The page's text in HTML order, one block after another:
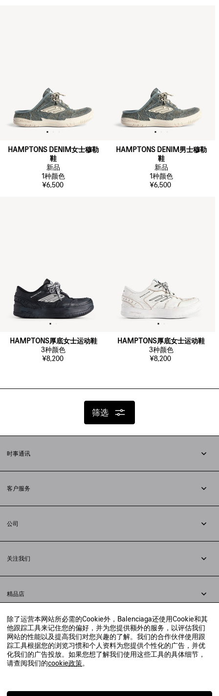
除了运营本网站所必需的Cookie外，Balenciaga还使用Cookie和其
他跟踪工具来记住您的偏好，并为您提供额外的服务，以评估我们
网站的性能以及提高我们对您兴趣的了解。我们的合作伙伴使用跟
踪工具根据您的浏览习惯和个人资料为您提供个性化的广告，并优
化我们的广告投放。如果您想了解我们使用这些工具的具体细节，
请查阅我们的cookie政策。
HAMPTONS DENIM女士穆勒
鞋
新品
1种颜色
¥6,500
HAMPTONS DENIM男士穆勒
鞋
新品
1种颜色
¥6,500
HAMPTONS厚底女士运动鞋
3种颜色
¥8,200
HAMPTONS厚底女士运动鞋
3种颜色
¥8,200
筛选
时事通讯
客户服务
配送方式
支付
常见问题解答
公司
法律问题
联合国世界粮食计划署
举报平台
关注我们
小红书
精品店
寻找附近的精品店
实时聊天客服
发送邮件
我们将在24小时内给予回复
联系我们：400-610-6018
© 2020 巴黎世家贸易（上海）有限公司